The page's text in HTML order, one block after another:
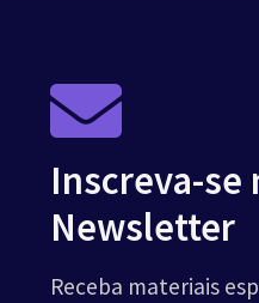
Inscreva-se
Newsletter
Receba materiais